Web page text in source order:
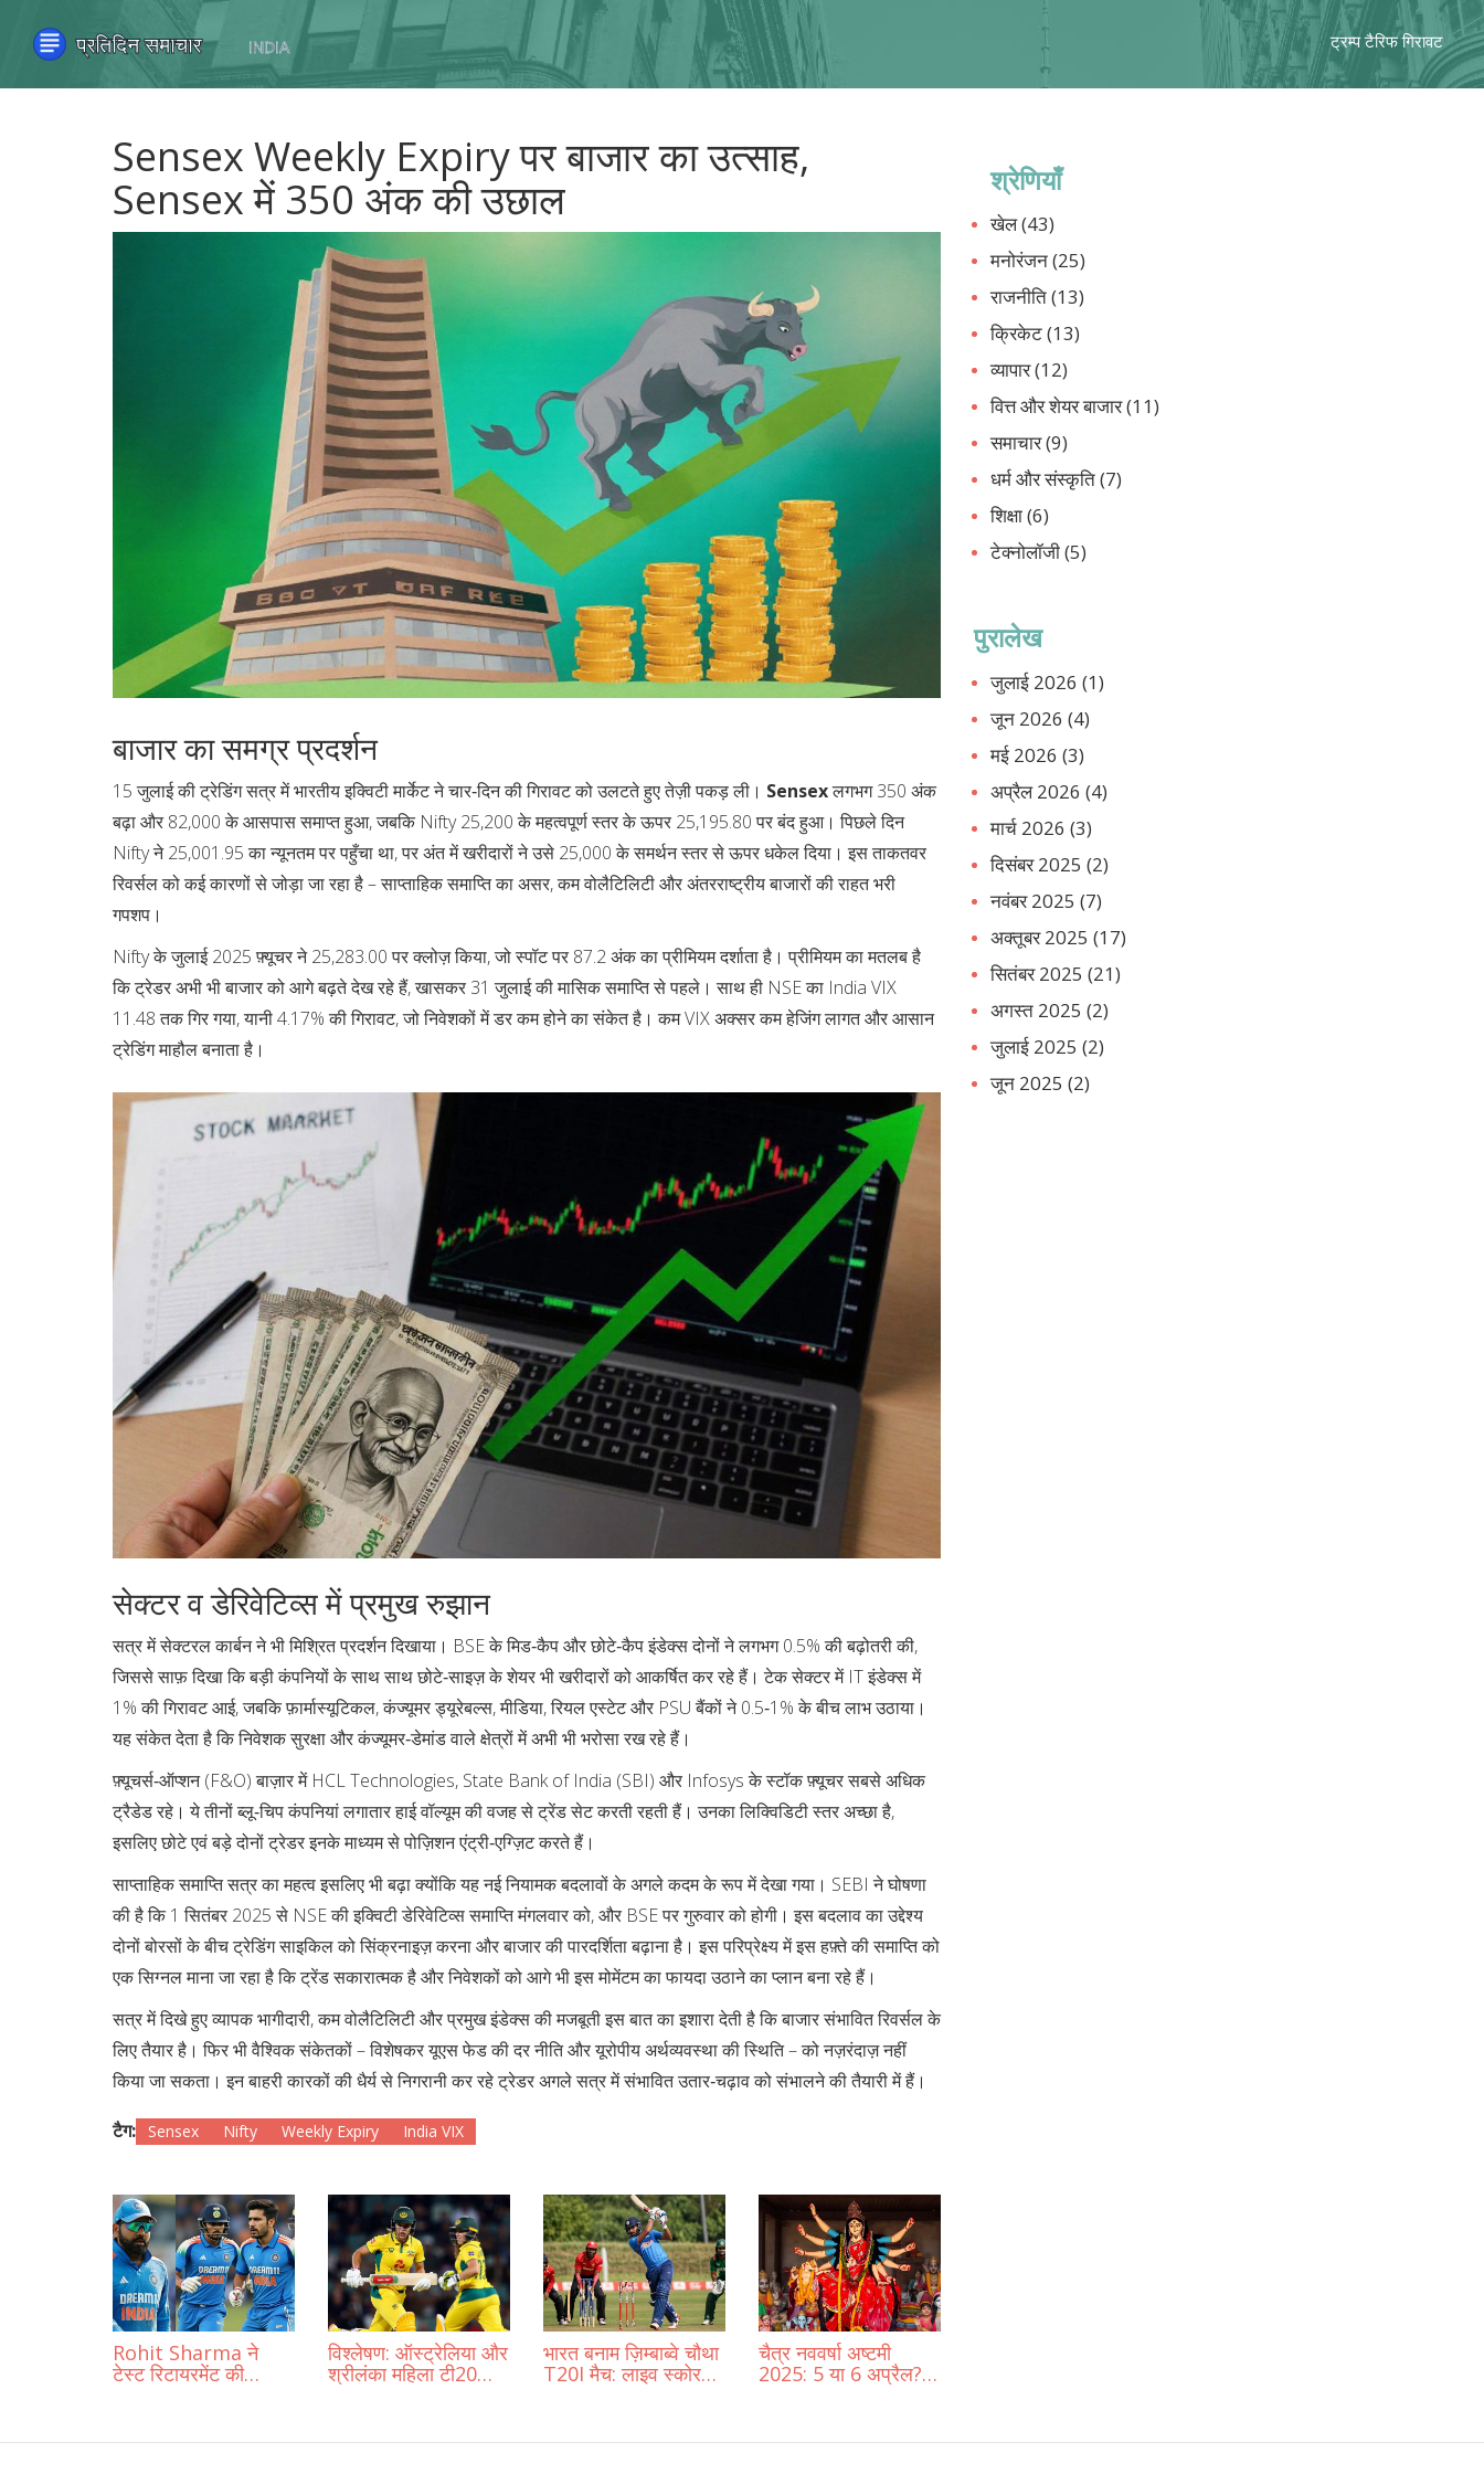
ट्रम्प टैरिफ गिरावट
Sensex Weekly Expiry पर बाजार का उत्साह,
Sensex में 350 अंक की उछाल
बाजार का समग्र प्रदर्शन
15 जुलाई की ट्रेडिंग सत्र में भारतीय इक्विटी मार्केट ने चार‑दिन की गिरावट को उलटते हुए तेज़ी पकड़ ली। Sensexलगभग 350 अंक
बढ़ा और 82,000 के आसपास समाप्त हुआ, जबकि Nifty 25,200 के महत्वपूर्ण स्तर के ऊपर 25,195.80 पर बंद हुआ। पिछले दिन
Nifty ने 25,001.95 का न्यूनतम पर पहुँचा था, पर अंत में खरीदारों ने उसे 25,000 के समर्थन स्तर से ऊपर धकेल दिया। इस ताकतवर
रिवर्सल को कई कारणों से जोड़ा जा रहा है – साप्ताहिक समाप्ति का असर, कम वोलैटिलिटी और अंतरराष्ट्रीय बाजारों की राहत भरी
गपशप।
Nifty के जुलाई 2025 फ़्यूचर ने 25,283.00 पर क्लोज़ किया, जो स्पॉट पर 87.2 अंक का प्रीमियम दर्शाता है। प्रीमियम का मतलब है
कि ट्रेडर अभी भी बाजार को आगे बढ़ते देख रहे हैं, खासकर 31 जुलाई की मासिक समाप्ति से पहले। साथ ही NSE का India VIX
11.48 तक गिर गया, यानी 4.17% की गिरावट, जो निवेशकों में डर कम होने का संकेत है। कम VIX अक्सर कम हेजिंग लागत और आसान
ट्रेडिंग माहौल बनाता है।
सेक्टर व डेरिवेटिव्स में प्रमुख रुझान
सत्र में सेक्टरल कार्बन ने भी मिश्रित प्रदर्शन दिखाया। BSE के मिड‑कैप और छोटे‑कैप इंडेक्स दोनों ने लगभग 0.5% की बढ़ोतरी की,
जिससे साफ़ दिखा कि बड़ी कंपनियों के साथ साथ छोटे‑साइज़ के शेयर भी खरीदारों को आकर्षित कर रहे हैं। टेक सेक्टर में IT इंडेक्स में
1% की गिरावट आई, जबकि फ़ार्मास्यूटिकल, कंज्यूमर ड्यूरेबल्स, मीडिया, रियल एस्टेट और PSU बैंकों ने 0.5‑1% के बीच लाभ उठाया।
यह संकेत देता है कि निवेशक सुरक्षा और कंज्यूमर‑डेमांड वाले क्षेत्रों में अभी भी भरोसा रख रहे हैं।
फ़्यूचर्स‑ऑप्शन (F&O) बाज़ार में HCL Technologies, State Bank of India (SBI) और Infosys के स्टॉक फ़्यूचर सबसे अधिक
ट्रैडेड रहे। ये तीनों ब्लू‑चिप कंपनियां लगातार हाई वॉल्यूम की वजह से ट्रेंड सेट करती रहती हैं। उनका लिक्विडिटी स्तर अच्छा है,
इसलिए छोटे एवं बड़े दोनों ट्रेडर इनके माध्यम से पोज़िशन एंट्री‑एग्ज़िट करते हैं।
साप्ताहिक समाप्ति सत्र का महत्व इसलिए भी बढ़ा क्योंकि यह नई नियामक बदलावों के अगले कदम के रूप में देखा गया। SEBI ने घोषणा
की है कि 1 सितंबर 2025 से NSE की इक्विटी डेरिवेटिव्स समाप्ति मंगलवार को, और BSE पर गुरुवार को होगी। इस बदलाव का उद्देश्य
दोनों बोरसों के बीच ट्रेडिंग साइकिल को सिंक्रनाइज़ करना और बाजार की पारदर्शिता बढ़ाना है। इस परिप्रेक्ष्य में इस हफ़्ते की समाप्ति को
एक सिग्नल माना जा रहा है कि ट्रेंड सकारात्मक है और निवेशकों को आगे भी इस मोमेंटम का फायदा उठाने का प्लान बना रहे हैं।
सत्र में दिखे हुए व्यापक भागीदारी, कम वोलैटिलिटी और प्रमुख इंडेक्स की मजबूती इस बात का इशारा देती है कि बाजार संभावित रिवर्सल के
लिए तैयार है। फिर भी वैश्विक संकेतकों – विशेषकर यूएस फेड की दर नीति और यूरोपीय अर्थव्यवस्था की स्थिति – को नज़रंदाज़ नहीं
किया जा सकता। इन बाहरी कारकों की धैर्य से निगरानी कर रहे ट्रेडर अगले सत्र में संभावित उतार‑चढ़ाव को संभालने की तैयारी में हैं।
टैग: Sensex Nifty Weekly Expiry India VIX
Rohit Sharma ने
टेस्ट रिटायरमेंट की
विश्लेषण: ऑस्ट्रेलिया और
श्रीलंका महिला टी20
भारत बनाम ज़िम्बाब्वे चौथा
T20I मैच: लाइव स्कोर
चैत्र नववर्षा अष्टमी
2025: 5 या 6 अप्रैल?
श्रेणियाँ
खेल(43)
मनोरंजन(25)
राजनीति(13)
क्रिकेट(13)
व्यापार(12)
वित्त और शेयर बाजार(11)
समाचार(9)
धर्म और संस्कृति(7)
शिक्षा(6)
टेक्नोलॉजी(5)
पुरालेख
जुलाई 2026 (1)
जून 2026 (4)
मई 2026 (3)
अप्रैल 2026 (4)
मार्च 2026 (3)
दिसंबर 2025 (2)
नवंबर 2025 (7)
अक्तूबर 2025 (17)
सितंबर 2025 (21)
अगस्त 2025 (2)
जुलाई 2025 (2)
जून 2025 (2)